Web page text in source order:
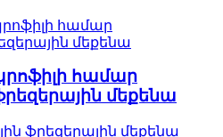
համար
մեքենա